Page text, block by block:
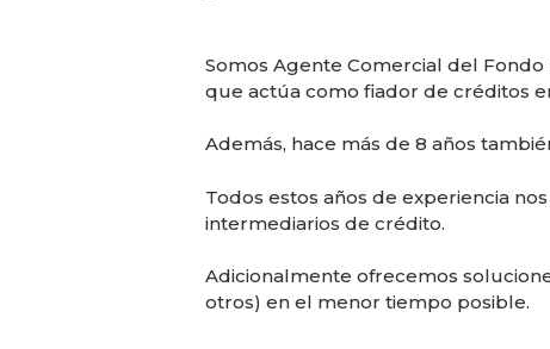
Somos Agente Comercial del Fondo
que actúa como fiador de créditos
Además, hace más de 8 años
Todos estos años de experiencia
intermediarios de crédito.
Adicionalmente ofrecemos
otros) en el menor tiempo posible.